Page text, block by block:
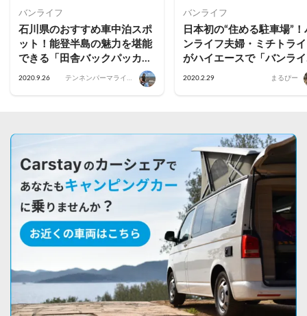
バンライフ
石川県のおすすめ車中泊スポ
ット！能登半島の魅力を堪能
できる「田舎バックパッカー
2020.9.26
テンネンパーマライフ
バンライフ
日本初の“住める駐車場”！
ンライフ夫婦・ミチトラ
がハイエースで「バンライ
フ・ステーション」に1ヶ
2020.2.29 まるぴー